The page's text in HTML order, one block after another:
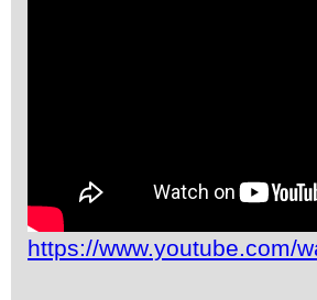
https://www.youtube.com/